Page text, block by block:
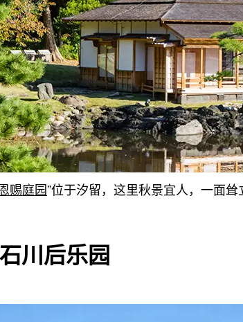
赐庭园”位于汐留，这里秋景宜人，一面
川后乐园